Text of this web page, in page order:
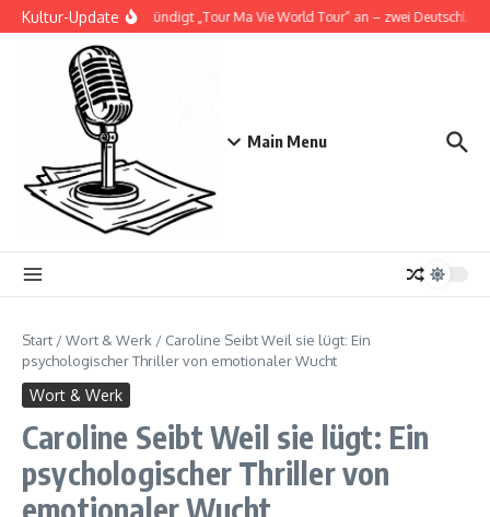
Zum Inhalt springen
Kultur-UpdateDoja Cat kündigt „Tour Ma Vie World Tour“ an – zwei
Main Menu
Start /Wort & Werk / Caroline Seibt Weil sie lügt: Ein
psychologischer Thriller von emotionaler Wucht
Wort & Werk
Caroline Seibt Weil sie lügt: Ein
psychologischer Thriller von
emotionaler Wucht